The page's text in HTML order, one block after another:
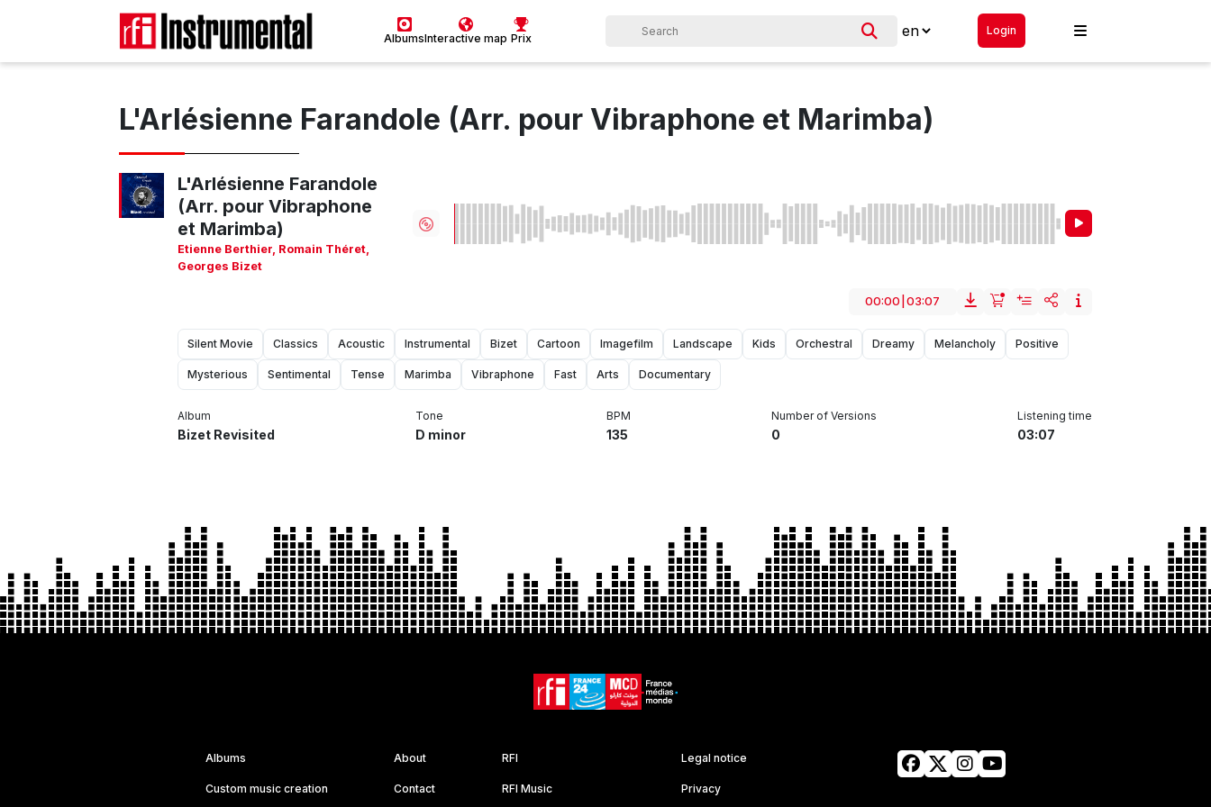
AlbumsInteractive map Prix
Login
L'Arlésienne Farandole (Arr. pour Vibraphone et Marimba)
L'Arlésienne Farandole
(Arr. pour Vibraphone
et Marimba)
Etienne Berthier Romain Théret
Georges Bizet
00:00 03:07
Silent Movie Classics Acoustic Instrumental Bizet Cartoon Imagefilm Landscape Kids Orchestral Dreamy Melancholy Positive
Mysterious Sentimental Tense Marimba Vibraphone Fast Arts Documentary
Album
Bizet Revisited
Tone
D minor
BPM
135
Number of Versions
0
Listening time
03:07
Albums
Custom music creation
About
Contact
RFI
RFI Music
Legal notice
Privacy